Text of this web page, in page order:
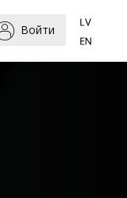
Войти